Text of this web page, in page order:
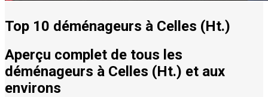
Top 10 déménageurs à Celles (Ht.)
Aperçu complet de tous les
déménageurs à Celles (Ht.) et aux
environs